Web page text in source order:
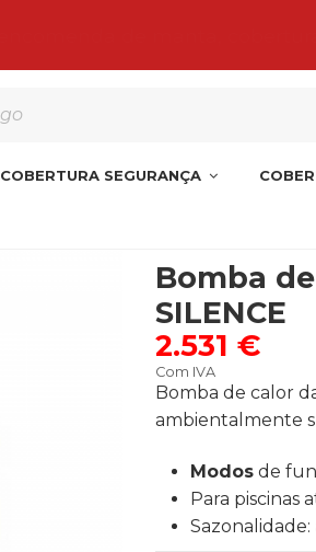
COBERTURA SEGURANÇA
Bomba
SILENCE
2.531 €
Com IVA
Bomba de calor
ambientalmente
Modosde
Para piscinas
Sazonalidade: